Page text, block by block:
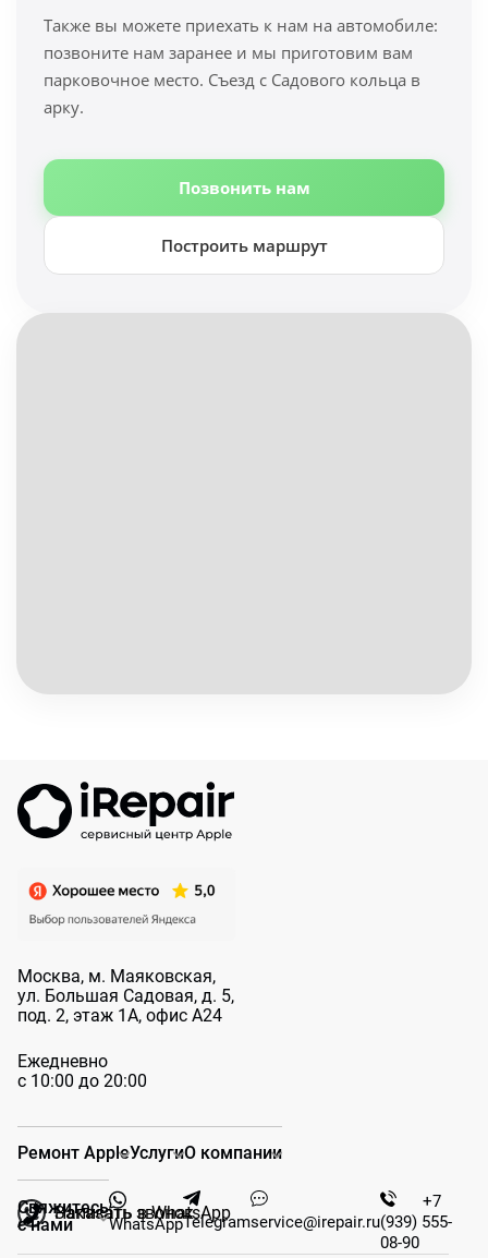
Также вы можете приехать к нам на автомобиле:
позвоните нам заранее и мы приготовим вам
парковочное место. Съезд с Садового кольца в
арку.
Позвонить нам
Построить маршрут
Москва, м. Маяковская,
ул. Большая Садовая, д. 5,
под. 2, этаж 1А, офис А24
Ежедневно
с 10:00 до 20:00
Заказать звонок
Написать в WhatsApp
Ремонт AppleУслугиО компании
Свяжитесь
с нами
WhatsAppTelegramservice@irepair.ru
+7
(939) 555-
08-90